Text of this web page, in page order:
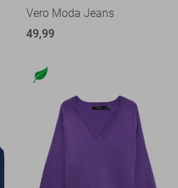
Vero Moda Jeans
49,99